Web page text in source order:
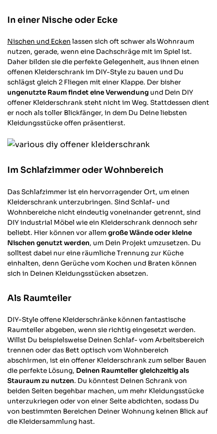
In einer Nische oder Ecke
Nischen und Ecken lassen sich oft schwer als Wohnraum
nutzen, gerade, wenn eine Dachschräge mit im Spiel ist.
Daher bilden sie die perfekte Gelegenheit, aus ihnen einen
offenen Kleiderschrank im DIY-Style zu bauen und Du
schlägst gleich 2 Fliegen mit einer Klappe. Der bisher
ungenutzte Raum findet eine Verwendung und Dein DIY
offener Kleiderschrank steht nicht im Weg. Stattdessen dient
er noch als toller Blickfänger, in dem Du Deine liebsten
Kleidungsstücke offen präsentierst.
Im Schlafzimmer oder Wohnbereich
Das Schlafzimmer ist ein hervorragender Ort, um einen
Kleiderschrank unterzubringen. Sind Schlaf- und
Wohnbereiche nicht eindeutig voneinander getrennt, sind
DIY industrial Möbel wie ein Kleiderschrank dennoch sehr
beliebt. Hier können vor allem große Wände oder kleine
Nischen genutzt werden, um Dein Projekt umzusetzen. Du
solltest dabei nur eine räumliche Trennung zur Küche
einhalten, denn Gerüche vom Kochen und Braten können
sich in Deinen Kleidungsstücken absetzen.
Als Raumteiler
DIY-Style offene Kleiderschränke können fantastische
Raumteiler abgeben, wenn sie richtig eingesetzt werden.
Willst Du beispielsweise Deinen Schlaf- vom Arbeitsbereich
trennen oder das Bett optisch vom Wohnbereich
abschirmen, ist ein offener Kleiderschrank zum selber Bauen
die perfekte Lösung, Deinen Raumteiler gleichzeitig als
Stauraum zu nutzen. Du könntest Deinen Schrank von
beiden Seiten begehbar machen, um mehr Kleidungsstücke
unterzukriegen oder von einer Seite abdichten, sodass Du
von bestimmten Bereichen Deiner Wohnung keinen Blick auf
die Kleidersammlung hast.